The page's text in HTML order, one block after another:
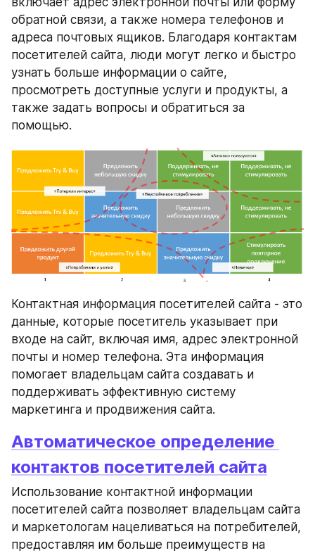
обратной связи, а также номера телефонов и
адреса почтовых ящиков. Благодаря контактам
посетителей сайта, люди могут легко и быстро
узнать больше информации о сайте,
просмотреть доступные услуги и продукты, а
также задать вопросы и обратиться за
помощью.
Контактная информация посетителей сайта - это
данные, которые посетитель указывает при
входе на сайт, включая имя, адрес электронной
почты и номер телефона. Эта информация
помогает владельцам сайта создавать и
поддерживать эффективную систему
маркетинга и продвижения сайта.
Автоматическое определение
контактов посетителей сайта
Использование контактной информации
посетителей сайта позволяет владельцам сайта
и маркетологам нацеливаться на потребителей,
предоставляя им больше преимуществ на